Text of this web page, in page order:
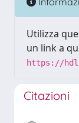
Utilizza
un link a
https://
Citazioni